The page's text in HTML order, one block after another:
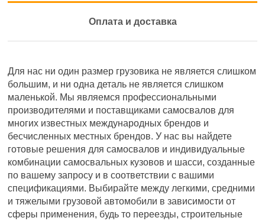
Оплата и доставка
Для нас ни один размер грузовика не является слишком
большим, и ни одна деталь не является слишком
маленькой. Мы являемся профессиональными
производителями и поставщиками самосвалов для
многих известных международных брендов и
бесчисленных местных брендов. У нас вы найдете
готовые решения для самосвалов и индивидуальные
комбинации самосвальных кузовов и шасси, созданные
по вашему запросу и в соответствии с вашими
спецификациями. Выбирайте между легкими, средними
и тяжелыми грузовой автомобили в зависимости от
сферы применения, будь то переезды, строительные